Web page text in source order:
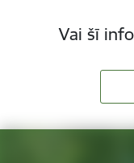
Vai šī